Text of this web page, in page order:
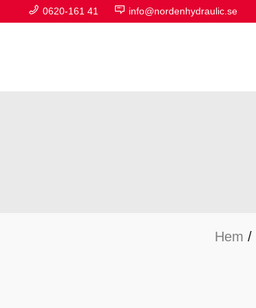
0620-161 41 info@nordenhydraulic.se
Hem /